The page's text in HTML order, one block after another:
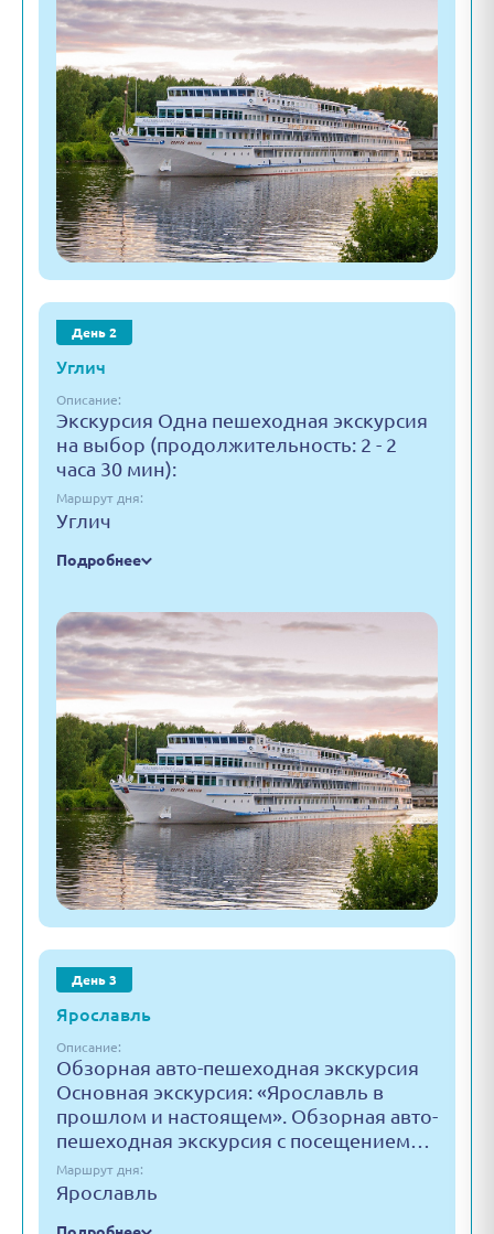
День 2
Углич
Описание:
Экскурсия Одна пешеходная экскурсия
на выбор (продолжительность: 2 - 2
часа 30 мин):
Маршрут дня:
Углич
Подробнее
День 3
Ярославль
Описание:
Обзорная авто-пешеходная экскурсия
Основная экскурсия: «Ярославль в
прошлом и настоящем». Обзорная авто-
пешеходная экскурсия с посещением…
Маршрут дня:
Ярославль